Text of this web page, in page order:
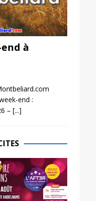
à
end :
– [...]